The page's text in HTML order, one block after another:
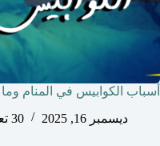
أسباب الكوابيس في المنام
ديسمبر 16, 2025
30 تعليقات